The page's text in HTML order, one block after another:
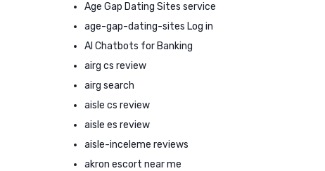
Age Gap Dating Sites service
age-gap-dating-sites Log in
AI Chatbots for Banking
airg cs review
airg search
aisle cs review
aisle es review
aisle-inceleme reviews
akron escort near me